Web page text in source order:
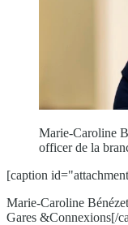
Marie-Caroline
officer de la
[caption
Marie-Caroline
Gares &Connexions[/